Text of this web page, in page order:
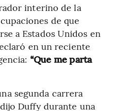
interino de la
de que
a Estados Unidos en
en un reciente
“Que me parta
segunda carrera
Duffy durante una